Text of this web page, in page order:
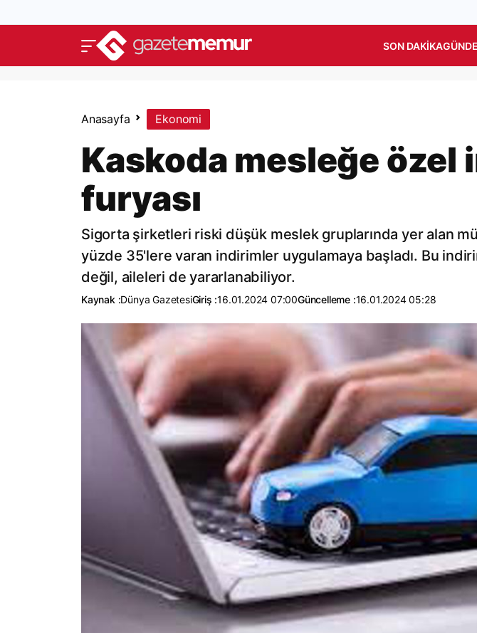
SON DAKIKA
Anasayfa Ekonomi
Kaskoda mesleğe özel
furyası
Sigorta şirketleri riski düşük meslek gruplarında yer alan
yüzde 35'lere varan indirimler uygulamaya başladı. Bu
değil, aileleri de yararlanabiliyor.
Kaynak :Dünya GazetesiGiriş :16.01.2024 07:00Güncelleme :16.01.2024 05:28